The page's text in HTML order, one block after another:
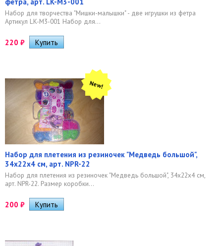
Набор для творчества "Мишки-малышки" - две игрушки из фетра
Артикул LK-М3-001 Набор для...
220 ₽
New!
Набор для плетения из резиночек "Медведь большой",
34х22х4 см, арт. NPR-22
Набор для плетения из резиночек "Медведь большой", 34х22х4 см,
арт. NPR-22. Размер коробки...
200 ₽